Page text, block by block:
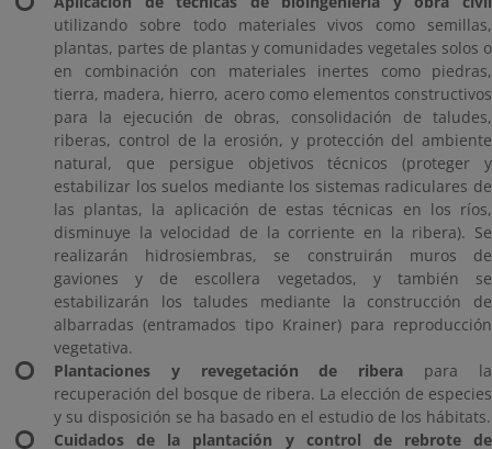
utilizando sobre todo materiales vivos como semillas,
plantas, partes de plantas y comunidades vegetales solos o
en combinación con materiales inertes como piedras,
tierra, madera, hierro, acero como elementos constructivos
para la ejecución de obras, consolidación de taludes,
riberas, control de la erosión, y protección del ambiente
natural, que persigue objetivos técnicos (proteger y
estabilizar los suelos mediante los sistemas radiculares de
las plantas, la aplicación de estas técnicas en los ríos,
disminuye la velocidad de la corriente en la ribera). Se
realizarán hidrosiembras, se construirán muros de
gaviones y de escollera vegetados, y también se
estabilizarán los taludes mediante la construcción de
albarradas (entramados tipo Krainer) para reproducción
vegetativa.
Plantaciones y revegetación de ribera para la
recuperación del bosque de ribera. La elección de especies
y su disposición se ha basado en el estudio de los hábitats.
Cuidados de la plantación y control de rebrote de